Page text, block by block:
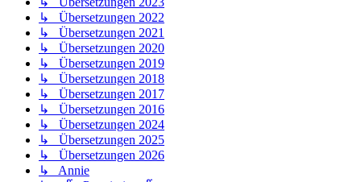
↳ Übersetzungen 2022
↳ Übersetzungen 2021
↳ Übersetzungen 2020
↳ Übersetzungen 2019
↳ Übersetzungen 2018
↳ Übersetzungen 2017
↳ Übersetzungen 2016
↳ Übersetzungen 2024
↳ Übersetzungen 2025
↳ Übersetzungen 2026
↳ Annie